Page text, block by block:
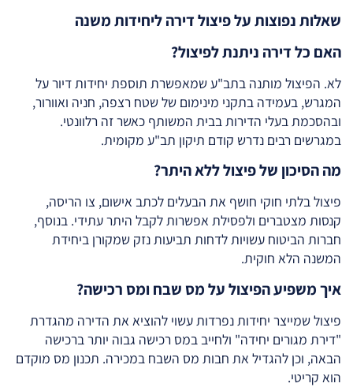
שאלות נפוצות על פיצול דירה ליחידות משנה
האם כל דירה ניתנת לפיצול?
לא. הפיצול מותנה בתב"ע שמאפשרת תוספת יחידות דיור על
המגרש, בעמידה בתקני מינימום של שטח רצפה, חניה ואוורור,
ובהסכמת בעלי הדירות בבית המשותף כאשר זה רלוונטי.
במגרשים רבים נדרש קודם תיקון תב"ע מקומית.
מה הסיכון של פיצול ללא היתר?
פיצול בלתי חוקי חושף את הבעלים לכתב אישום, צו הריסה,
קנסות מצטברים ולפסילת אפשרות לקבל היתר עתידי. בנוסף,
חברות הביטוח עשויות לדחות תביעות נזק שמקורן ביחידת
המשנה הלא חוקית.
איך משפיע הפיצול על מס שבח ומס רכישה?
פיצול שמייצר יחידות נפרדות עשוי להוציא את הדירה מהגדרת
"דירת מגורים יחידה" ולחייב במס רכישה גבוה יותר ברכישה
הבאה, וכן להגדיל את חבות מס השבח במכירה. תכנון מס מוקדם
הוא קריטי.